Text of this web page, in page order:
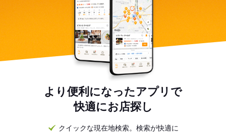
より便利になったアプリで
快適にお店探し
クイックな現在地検索。検索が快適に